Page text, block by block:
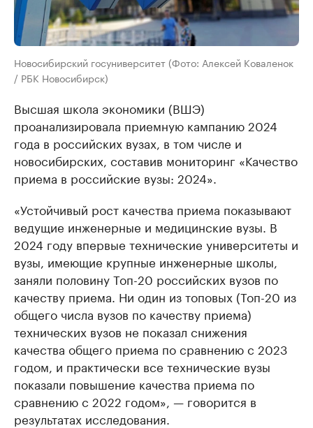
Новосибирский госуниверситет (Фото: Алексей Коваленок
/ РБК Новосибирск)
Высшая школа экономики (ВШЭ)
проанализировала приемную кампанию 2024
года в российских вузах, в том числе и
новосибирских, составив мониторинг «Качество
приема в российские вузы: 2024».
«Устойчивый рост качества приема показывают
ведущие инженерные и медицинские вузы. В
2024 году впервые технические университеты и
вузы, имеющие крупные инженерные школы,
заняли половину Топ-20 российских вузов по
качеству приема. Ни один из топовых (Топ-20 из
общего числа вузов по качеству приема)
технических вузов не показал снижения
качества общего приема по сравнению с 2023
годом, и практически все технические вузы
показали повышение качества приема по
сравнению с 2022 годом», — говорится в
результатах исследования.